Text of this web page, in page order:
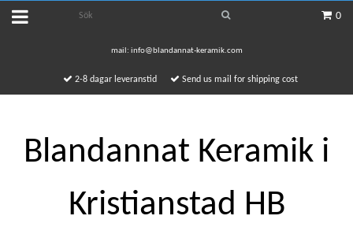
0
mail: info@blandannat-keramik.com
2-8 dagar leveranstid Send us mail for shipping cost
Blandannat Keramik i
Kristianstad HB